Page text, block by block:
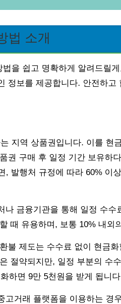
법 소개
을 쉽고 명확하게 알려드릴
정보를 제공합니다. 안전하
지역 상품권입니다. 이를 현
권 구매 후 일정 기간 보유하
, 발행처 규정에 따라 60% 이
나 금융기관을 통해 일정 수수
때 유용하며, 보통 10% 내외
불 제도는 수수료 없이 현금
절약되지만, 일정 부분의 수
하면 9만 5천원을 받게 됩니
고거래 플랫폼을 이용하는 경